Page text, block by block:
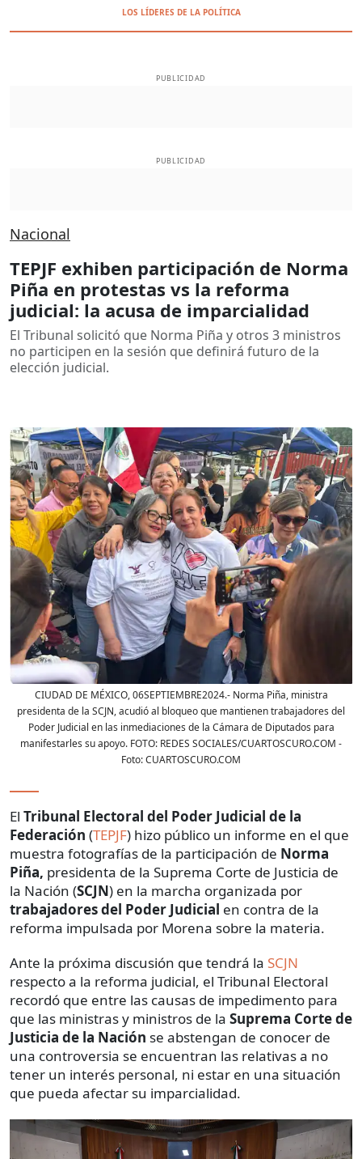
LOS LÍDERES DE LA POLÍTICA
PUBLICIDAD
PUBLICIDAD
Nacional
TEPJF exhiben participación de Norma
Piña en protestas vs la reforma
judicial: la acusa de imparcialidad
El Tribunal solicitó que Norma Piña y otros 3 ministros
no participen en la sesión que definirá futuro de la
elección judicial.
CIUDAD DE MÉXICO, 06SEPTIEMBRE2024.- Norma Piña, ministra
presidenta de la SCJN, acudió al bloqueo que mantienen trabajadores del
Poder Judicial en las inmediaciones de la Cámara de Diputados para
manifestarles su apoyo. FOTO: REDES SOCIALES/CUARTOSCURO.COM -
Foto:CUARTOSCURO.COM
El Tribunal Electoral del Poder Judicial de la
Federación (TEPJF) hizo público un informe en el que
muestra fotografías de la participación de Norma
Piña, presidenta de la Suprema Corte de Justicia de
la Nación (SCJN) en la marcha organizada por
trabajadores del Poder Judicial en contra de la
reforma impulsada por Morena sobre la materia.
Ante la próxima discusión que tendrá la SCJN
respecto a la reforma judicial, el Tribunal Electoral
recordó que entre las causas de impedimento para
que las ministras y ministros de la Suprema Corte de
Justicia de la Nación se abstengan de conocer de
una controversia se encuentran las relativas a no
tener un interés personal, ni estar en una situación
que pueda afectar su imparcialidad.